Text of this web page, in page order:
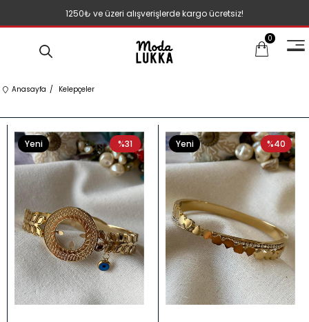
1250₺ ve üzeri alışverişlerde kargo ücretsiz!
0
Anasayfa Kelepçeler
%31
Yeni
Ürün
%40
Yeni
Ürün